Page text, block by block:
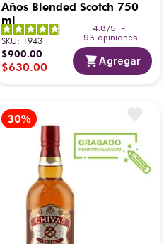
Años Blended Scotch 750
ml
4.8 /5
-
93 opiniones
SKU: 1943
$900.00
$630.00 Agregar